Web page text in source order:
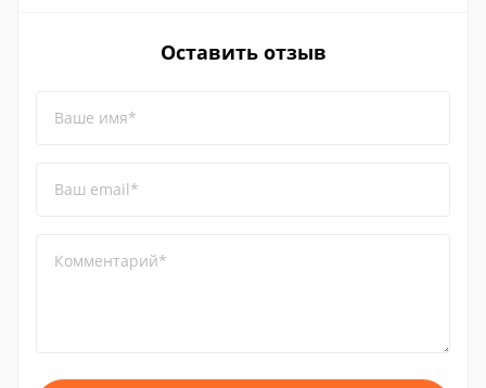
Оставить отзыв
Ваше имя*
Ваш email*
Комментарий*